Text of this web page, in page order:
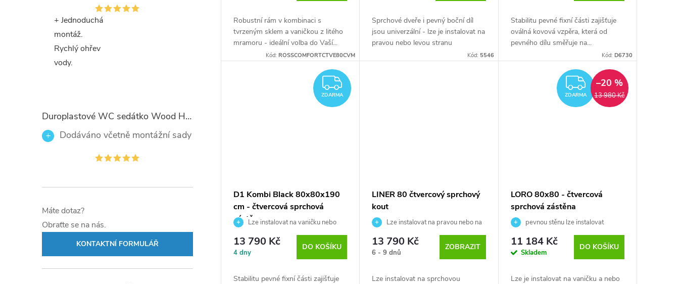
+ Jednoduchá
montáž.
Rychlý ohřev
vody.
Duroplastové WC sedátko Wood Heart 82377 se zpomalovacím mechanismem SOFT-CLOSE
Dodáváno včetně montážní sady
Máte dotaz?
Obraťte se na nás.
KONTAKTNÍ FORMULÁŘ
Robustní rám v kombinaci s
tvrzeným sklem a vaničkou z litého
mramoru - ideální volba do Vaší...
Kód:ROSSCOMFORTCTVE80CVM
Sprchové dveře i pevný boční díl
jsou univerzální - lze je instalovat na
pravou nebo levou stranu
Kód: 5546
Stabilitu pevné fixní části zajišťuje
oválná kovová vzpěra, která od
pevného dílu směřuje na...
Kód: D6730
ZDARMA
ZDARMA
D1 Kombi Black 80x80x190
cm - čtvercová sprchová
zástěnaLze instalovat na vaničku nebo
13 790 Kč
4 dny
DO KOŠÍKU
Stabilitu pevné fixní části zajišťuje
LINER 80 čtvercový sprchový
kout
Lze instalovat na pravou nebo na
13 790 Kč
6 - 9 dnů
ZOBRAZIT
Lze instalovat na sprchovou
ZDARMA
ZDARMA 13 980 Kč
–20 %
LORO 80x80 - čtvercová
sprchová zástěna
pevnou stěnu lze instalovat
11 184 Kč
Skladem
DO KOŠÍKU
Lze je instalovat na vaničku a nebo